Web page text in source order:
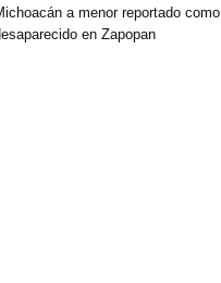
a menor reportado como
en Zapopan